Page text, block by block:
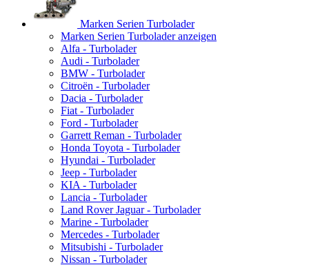
Marken Serien Turbolader
Marken Serien Turbolader anzeigen
Alfa - Turbolader
Audi - Turbolader
BMW - Turbolader
Citroën - Turbolader
Dacia - Turbolader
Fiat - Turbolader
Ford - Turbolader
Garrett Reman - Turbolader
Honda Toyota - Turbolader
Hyundai - Turbolader
Jeep - Turbolader
KIA - Turbolader
Lancia - Turbolader
Land Rover Jaguar - Turbolader
Marine - Turbolader
Mercedes - Turbolader
Mitsubishi - Turbolader
Nissan - Turbolader